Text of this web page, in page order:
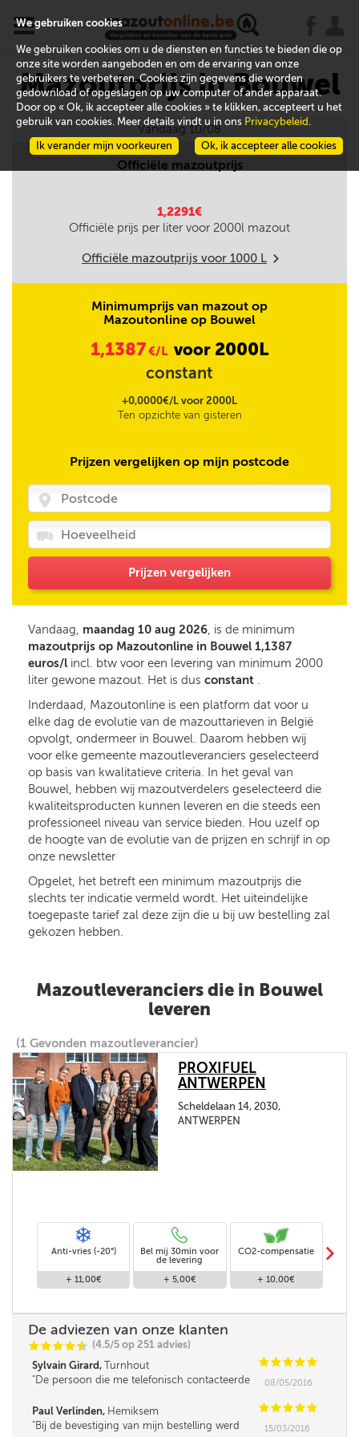
x
Mazoutprijs in Bouwel
Vandaag 10/08
Officiële mazoutprijs
1,2291€
Officiële prijs per liter voor 2000l mazout
Officiële mazoutprijs voor 1000 L m
Minimumprijs van mazout op
Mazoutonline op Bouwel
1,1387€/L voor 2000L
constant
+0,0000€/L voor 2000L
Ten opzichte van gisteren
Prijzen vergelijken op mijn postcode
Prijzen vergelijken
Vandaag, maandag 10 aug 2026, is de minimum
mazoutprijs op Mazoutonline in Bouwel 1,1387
euros/l incl. btw voor een levering van minimum 2000
liter gewone mazout. Het is dus constant .
Inderdaad, Mazoutonline is een platform dat voor u
elke dag de evolutie van de mazouttarieven in België
opvolgt, ondermeer in Bouwel. Daarom hebben wij
voor elke gemeente mazoutleveranciers geselecteerd
op basis van kwalitatieve criteria. In het geval van
Bouwel, hebben wij mazoutverdelers geselecteerd die
kwaliteitsproducten kunnen leveren en die steeds een
professioneel niveau van service bieden. Hou uzelf op
de hoogte van de evolutie van de prijzen en schrijf in op
onze newsletter
Opgelet, het betreft een minimum mazoutprijs die
slechts ter indicatie vermeld wordt. Het uiteindelijke
toegepaste tarief zal deze zijn die u bij uw bestelling zal
gekozen hebben.
Mazoutleveranciers die in Bouwel
leveren
(1 Gevonden mazoutleverancier)
PROXIFUEL
ANTWERPEN
Scheldelaan 14, 2030,
ANTWERPEN
Anti-vries (-20°)
+ 11,00€
Bel mij 30min voor
de levering
+ 5,00€
CO2-compensatie
+ 10,00€
m
De adviezen van onze klanten
CCCCi
@ (4.5/5 op 251 advies)
Sylvain Girard, Turnhout CCCCC
De persoon die me telefonisch contacteerde
leek me. Verder was de service super!
08/05/2016
Paul Verlinden, Hemiksem CCCCC
Bij de bevestiging van mijn bestelling werd
15/03/2016
We gebruiken cookies
We gebruiken cookies om u de diensten en functies te bieden die op
onze site worden aangeboden en om de ervaring van onze
gebruikers te verbeteren. Cookies zijn gegevens die worden
gedownload of opgeslagen op uw computer of ander apparaat.
Door op « Ok, ik accepteer alle cookies » te klikken, accepteert u het
gebruik van cookies. Meer details vindt u in ons Privacybeleid .
Ok, ik accepteer alle cookies
Ik verander mijn voorkeuren